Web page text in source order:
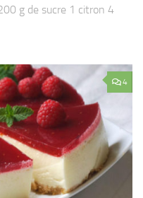
g de sucre 1 citron 4
4